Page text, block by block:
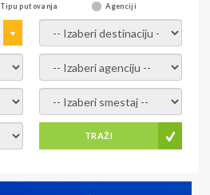
Tipu putovanja Agenciji
- izaberi destinaciju -
- izaberi agenciju -
- Izaberite smestaj -
TRAŽI